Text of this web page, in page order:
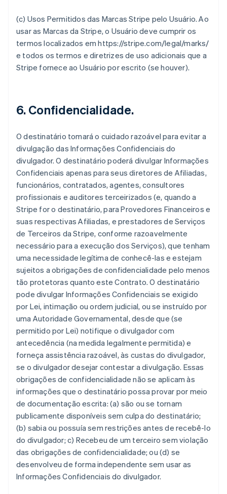
(c) Usos Permitidos das Marcas Stripe pelo Usuário. Ao
usar as Marcas da Stripe, o Usuário deve cumprir os
termos localizados em https://stripe.com/legal/marks/
e todos os termos e diretrizes de uso adicionais que a
Stripe fornece ao Usuário por escrito (se houver).
6. Confidencialidade.
O destinatário tomará o cuidado razoável para evitar a
divulgação das Informações Confidenciais do
divulgador. O destinatário poderá divulgar Informações
Confidenciais apenas para seus diretores de Afiliadas,
funcionários, contratados, agentes, consultores
profissionais e auditores terceirizados (e, quando a
Stripe for o destinatário, para Provedores Financeiros e
suas respectivas Afiliadas, e prestadores de Serviços
de Terceiros da Stripe, conforme razoavelmente
necessário para a execução dos Serviços), que tenham
uma necessidade legítima de conhecê-las e estejam
sujeitos a obrigações de confidencialidade pelo menos
tão protetoras quanto este Contrato. O destinatário
pode divulgar Informações Confidenciais se exigido
por Lei, intimação ou ordem judicial, ou se instruído por
uma Autoridade Governamental, desde que (se
permitido por Lei) notifique o divulgador com
antecedência (na medida legalmente permitida) e
forneça assistência razoável, às custas do divulgador,
se o divulgador desejar contestar a divulgação. Essas
obrigações de confidencialidade não se aplicam às
informações que o destinatário possa provar por meio
de documentação escrita: (a) são ou se tornam
publicamente disponíveis sem culpa do destinatário;
(b) sabia ou possuía sem restrições antes de recebê-lo
do divulgador; c) Recebeu de um terceiro sem violação
das obrigações de confidencialidade; ou (d) se
desenvolveu de forma independente sem usar as
Informações Confidenciais do divulgador.